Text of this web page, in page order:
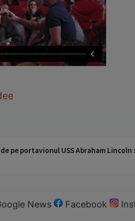
pe portavionul USS Abraham
News Facebook